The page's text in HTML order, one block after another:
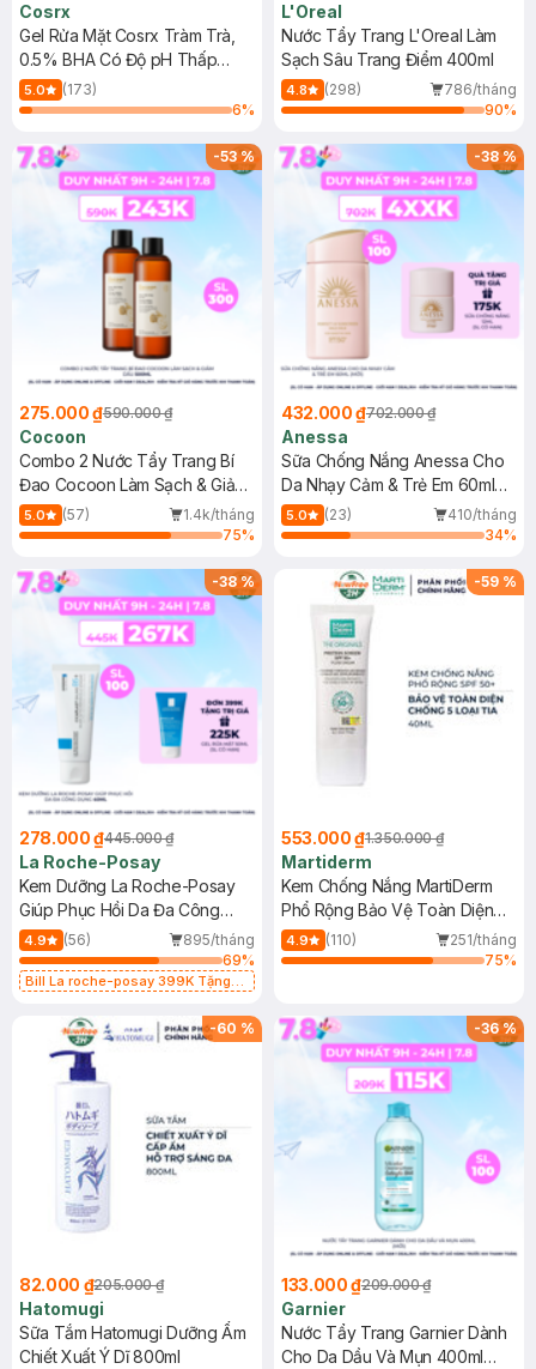
Cosrx
Gel Rửa Mặt Cosrx Tràm Trà,
0.5% BHA Có Độ pH Thấp
150ml
5.0
(173)
6%
L'Oreal
Nước Tẩy Trang L'Oreal Làm
Sạch Sâu Trang Điểm 400ml
4.8 (298)
786/tháng
90%
-53%
275.000 ₫590.000 ₫
Cocoon
Combo 2 Nước Tẩy Trang Bí
Đao Cocoon Làm Sạch & Giảm
Dầu 500ml
5.0 (57)
1.4k/tháng
75%
-38%
432.000 ₫702.000 ₫
Anessa
Sữa Chống Nắng Anessa Cho
Da Nhạy Cảm & Trẻ Em 60ml
(Mới)
5.0 (23)
410/tháng
34%
-38%
278.000 ₫445.000 ₫
La Roche-Posay
Kem Dưỡng La Roche-Posay
Giúp Phục Hồi Da Đa Công
Dụng 40ml
4.9 (56)
895/tháng
69%
Bill La roche-posay 399K Tặng
(SL có hạn)
-59 %
553.000 ₫1.350.000 ₫
Martiderm
Kem Chống Nắng MartiDerm
Phổ Rộng Bảo Vệ Toàn Diện
40ml
4.9 (110)
251/tháng
75%
-60 %
82.000 ₫205.000 ₫
Hatomugi
Sữa Tắm Hatomugi Dưỡng Ẩm
Chiết Xuất Ý Dĩ 800ml
-36%
133.000 ₫209.000 ₫
Garnier
Nước Tẩy Trang Garnier Dành
Cho Da Dầu Và Mụn 400ml